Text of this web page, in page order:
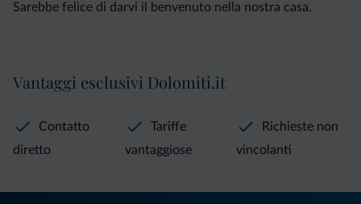
Sarebbe felice di darvi il benvenuto nella nostra casa.
Vantaggi esclusivi Dolomiti.it
Contatto
diretto
Tariffe
vantaggiose
Richieste non
vincolanti